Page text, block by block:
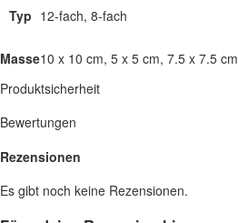
Typ 12-fach, 8-fach
Masse10 x 10 cm, 5 x 5 cm, 7.5 x 7.5 cm
Produktsicherheit
Bewertungen
Rezensionen
Es gibt noch keine Rezensionen.